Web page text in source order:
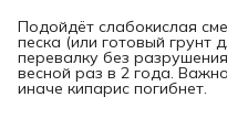
Подойдёт слабокислая
песка (или готовый грунт
перевалку без
весной раз в 2 года.
иначе кипарис погибнет.